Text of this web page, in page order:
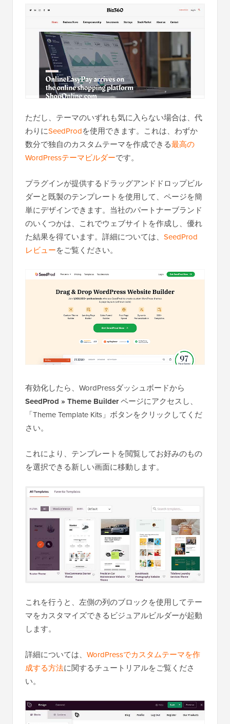
ただし、テーマのいずれも気に入らない場合は、代
わりにSeedProdを使用できます。これは、わずか
数分で独自のカスタムテーマを作成できる最高の
WordPressテーマビルダーです。
プラグインが提供するドラッグアンドドロップビル
ダーと既製のテンプレートを使用して、ページを簡
単にデザインできます。当社のパートナーブランド
のいくつかは、これでウェブサイトを作成し、優れ
た結果を得ています。詳細については、 SeedProd
レビューをご覧ください。
有効化したら、WordPressダッシュボードから
SeedProd » Theme Builderページにアクセスし、
「Theme Template Kits」ボタンをクリックしてくだ
さい。
これにより、テンプレートを閲覧してお好みのもの
を選択できる新しい画面に移動します。
これを行うと、左側の列のブロックを使用してテー
マをカスタマイズできるビジュアルビルダーが起動
します。
詳細については、 WordPressでカスタムテーマを作
成する方法に関するチュートリアルをご覧くださ
い。